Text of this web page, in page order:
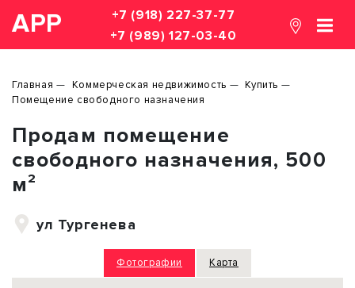
АРР
+7 (918) 227-37-77
+7 (989) 127-03-40
Главная Коммерческая недвижимость
Купить
Помещение свободного назначения
Продам помещение
свободного назначения, 500
м²
ул Тургенева
Фотографии Карта